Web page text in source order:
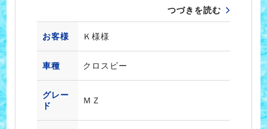
つづきを読む
お客様 Ｋ様様
車種 クロスビー
グレー
ド
ＭＺ